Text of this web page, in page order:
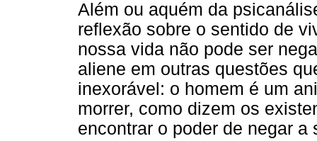
Além ou aquém da
reflexão sobre o sentido de
nossa vida não pode ser
aliene em outras questões
inexorável: o homem é um
morrer, como dizem os
encontrar o poder de negar a